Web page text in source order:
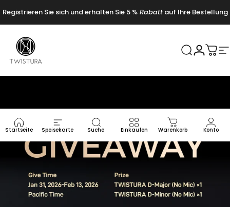
Registrieren Sie sich und erhalten Sie 5 %Rabattauf Ihre Bestellung
Twistura Suche
Login
Startseite Speisekarte Suche Einkaufen Warenkorb Konto